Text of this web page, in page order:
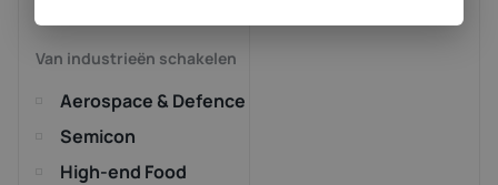
Van industrieën schakelen
Aerospace & Defence
Semicon
High-end Food